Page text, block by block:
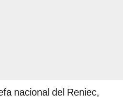
nacional del Reniec,